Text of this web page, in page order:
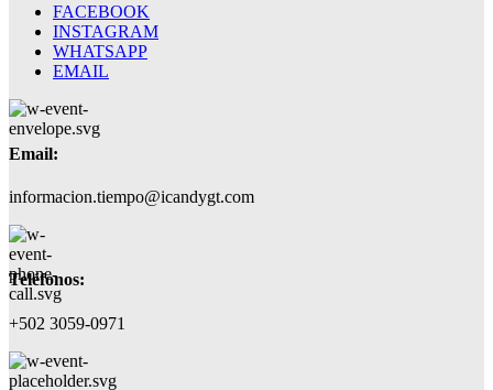
FACEBOOK
INSTAGRAM
WHATSAPP
EMAIL
Email:
informacion.tiempo@icandygt.com
Teléfonos:
+502 3059-0971